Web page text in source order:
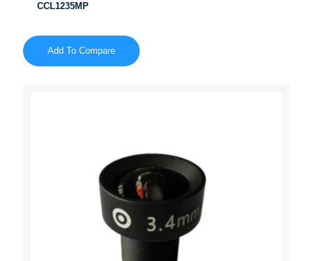
CCL1235MP
Add To Compare